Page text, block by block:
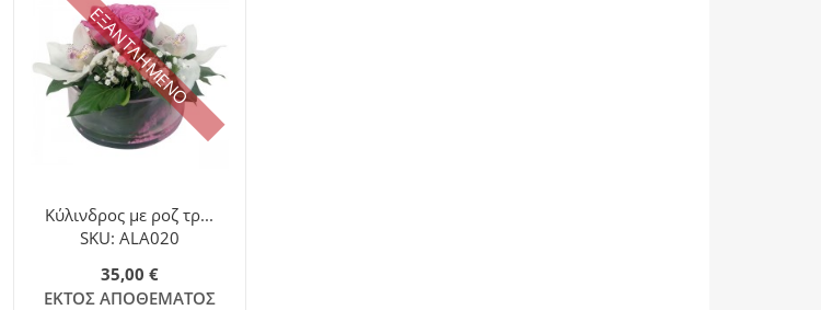
ΕΞΑΝΤΛΗΜΕΝΟ
Κύλινδρος με ροζ τρ...
SKU: ALA020
35,00 €
ΕΚΤΌΣ ΑΠΟΘΈΜΑΤΟΣ